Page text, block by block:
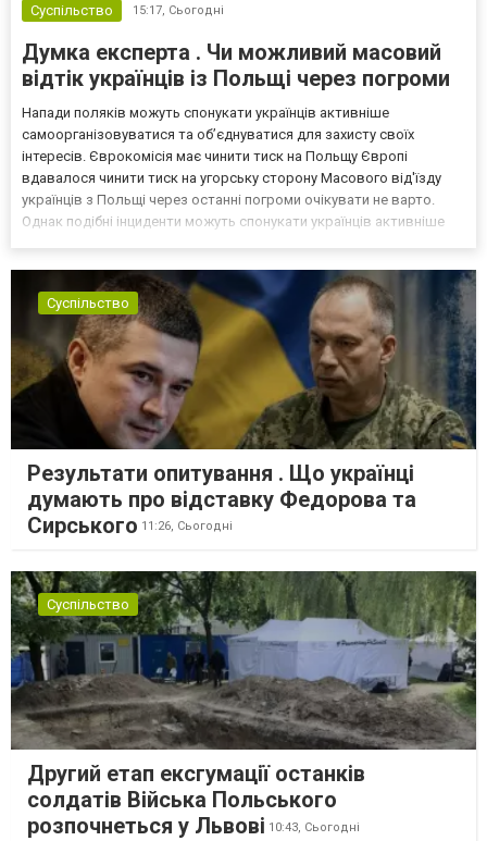
Суспільство 15:17, Сьогодні
Думка експерта . Чи можливий масовий
відтік українців із Польщі через погроми
Напади поляків можуть спонукати українців активніше
самоорганізовуватися та об’єднуватися для захисту своїх
інтересів. Єврокомісія має чинити тиск на Польщу Європі
вдавалося чинити тиск на угорську сторону Масового від'їзду
українців з Польщі через останні погроми очікувати не варто.
Однак подібні інциденти можуть спонукати українців активніше
Суспільство
Результати опитування . Що українці
думають про відставку Федорова та
Сирського 11:26, Сьогодні
Суспільство
Другий етап ексгумації останків
солдатів Війська Польського
розпочнеться у Львові 10:43, Сьогодні